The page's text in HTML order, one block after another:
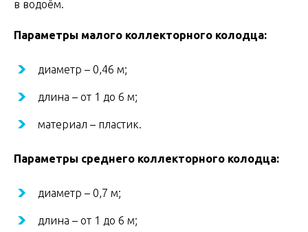
в водоём.
Параметры малого коллекторного колодца:
диаметр – 0,46 м;
длина – от 1 до 6 м;
материал – пластик.
Параметры среднего коллекторного колодца:
диаметр – 0,7 м;
длина – от 1 до 6 м;